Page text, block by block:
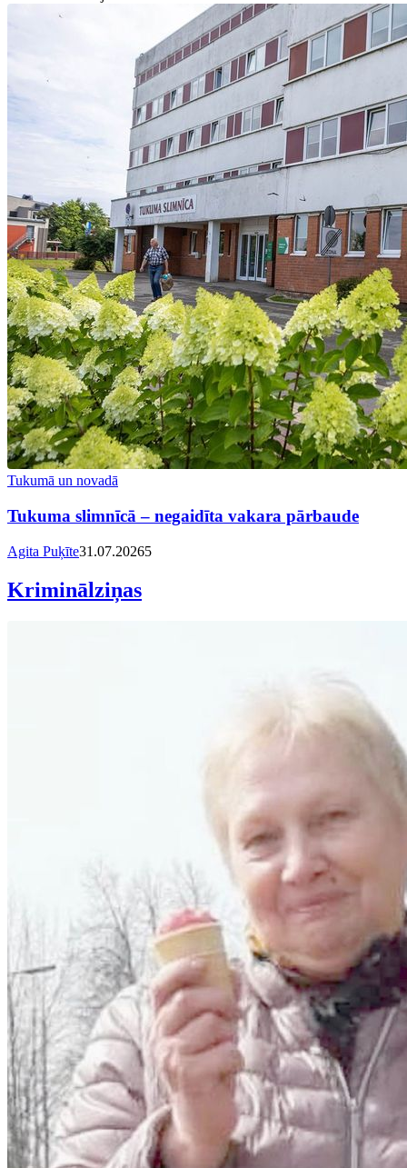
Tukumā un novadā
Tukuma slimnīcā – negaidīta vakara pārbaude
Agita Puķīte31.07.20265
Kriminālziņas